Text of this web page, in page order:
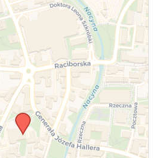
mityngu.